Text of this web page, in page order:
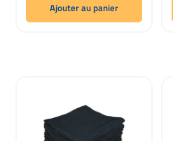
Ajouter au panier